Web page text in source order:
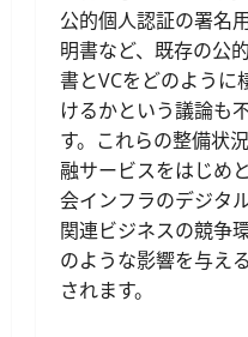
公的個人認証の署名
明書など、既存の公
書とVCをどのように
けるかという議論も
す。これらの整備状
融サービスをはじめ
会インフラのデジタル
関連ビジネスの競争
のような影響を与え
されます。